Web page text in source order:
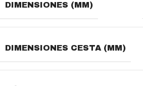
DIMENSIONES (MM)
DIMENSIONES CESTA (MM)